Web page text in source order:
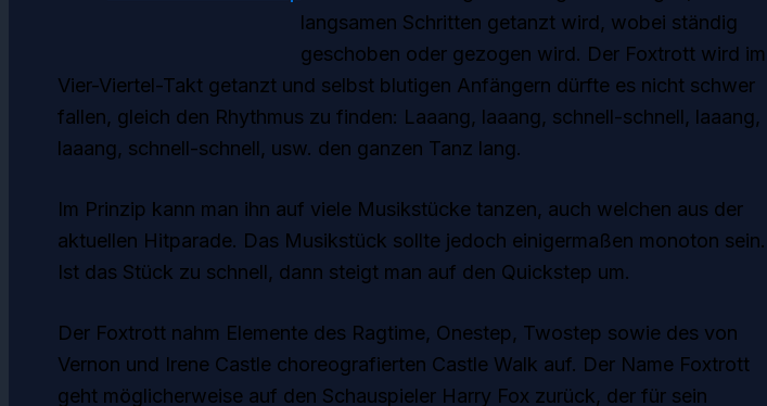
langsamen Schritten getanzt wird, wobei ständig
geschoben oder gezogen wird. Der Foxtrott wird im
Vier-Viertel-Takt getanzt und selbst blutigen Anfängern dürfte es nicht schwer
fallen, gleich den Rhythmus zu finden: Laaang, laaang, schnell-schnell, laaang,
laaang, schnell-schnell, usw. den ganzen Tanz lang.
Im Prinzip kann man ihn auf viele Musikstücke tanzen, auch welchen aus der
aktuellen Hitparade. Das Musikstück sollte jedoch einigermaßen monoton sein.
Ist das Stück zu schnell, dann steigt man auf den Quickstep um.
Der Foxtrott nahm Elemente des Ragtime, Onestep, Twostep sowie des von
Vernon und Irene Castle choreografierten Castle Walk auf. Der Name Foxtrott
geht möglicherweise auf den Schauspieler Harry Fox zurück, der für sein